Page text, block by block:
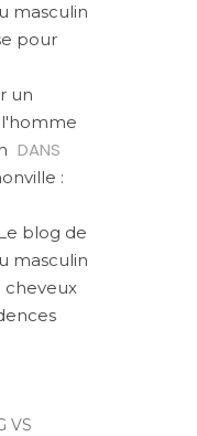
masculin
pour
un
DANS
:
blog de
masculin
cheveux
VS